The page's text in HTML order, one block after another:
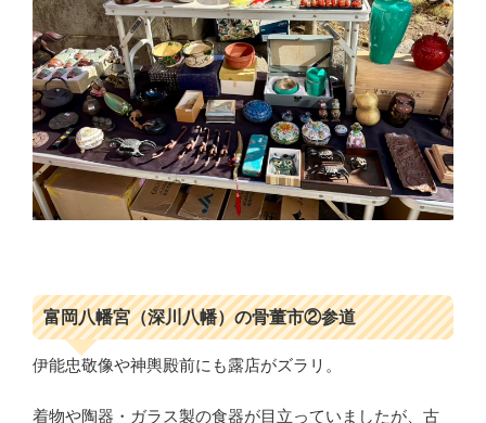
富岡八幡宮（深川八幡）の骨董市②参道
伊能忠敬像や神輿殿前にも露店がズラリ。
着物や陶器・ガラス製の食器が目立っていましたが、古